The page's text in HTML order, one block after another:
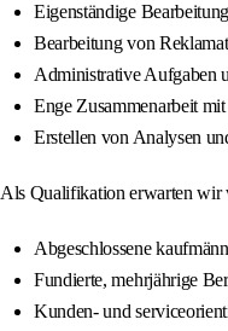
Eigenständige
Bearbeitung von
Administrative Aufgaben
Enge Zusammenarbeit
Erstellen von Analysen
Als Qualifikation erwarten wir
Abgeschlossene
Fundierte, mehrjährige
Kunden- und